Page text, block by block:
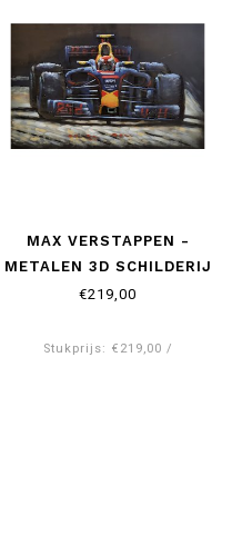
MAX VERSTAPPEN -
METALEN 3D SCHILDERIJ
€219,00
Stukprijs: €219,00 /